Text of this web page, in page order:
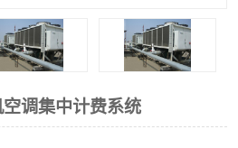
调集中计费系统